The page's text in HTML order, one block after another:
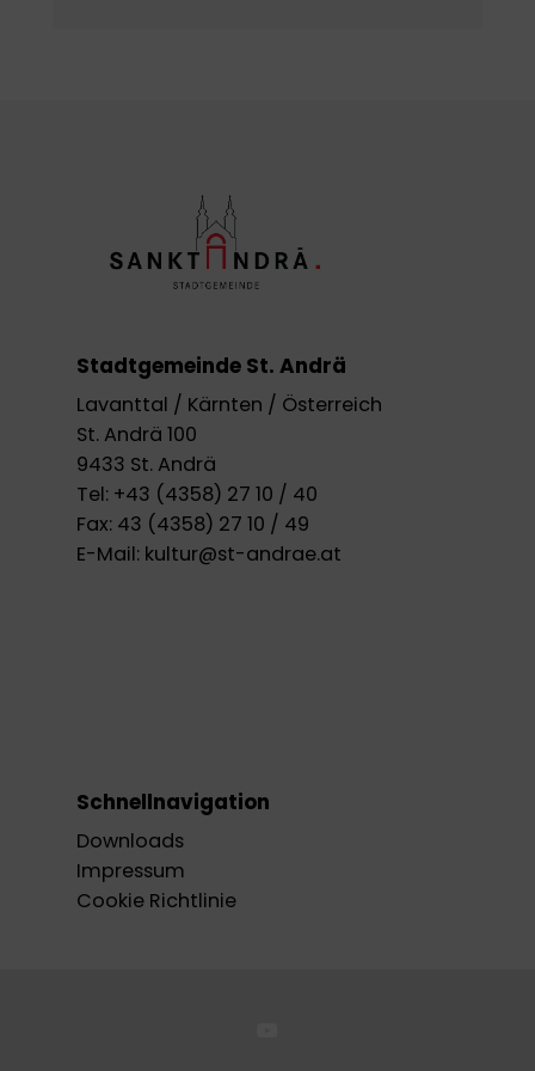
Stadtgemeinde St. Andrä
Lavanttal / Kärnten / Österreich
St. Andrä 100
9433 St. Andrä
Tel: +43 (4358) 27 10 / 40
Fax: 43 (4358) 27 10 / 49
E-Mail: kultur@st-andrae.at
Schnellnavigation
Downloads
Impressum
Cookie Richtlinie